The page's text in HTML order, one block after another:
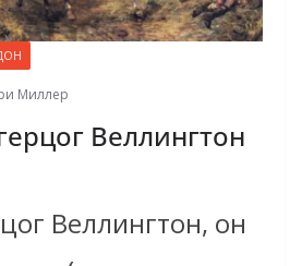
Миллер
Веллингтон
Веллингтон, он